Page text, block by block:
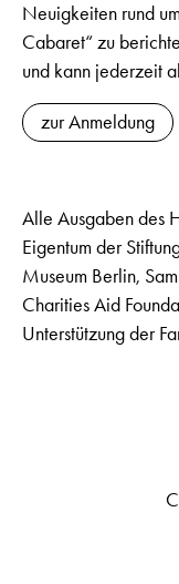
Neuigkeiten rund
Cabaret“ zu
und kann jederzeit
zur Anmeldung
Alle Ausgaben des
Eigentum der
Museum Berlin,
Charities Aid
Unterstützung der